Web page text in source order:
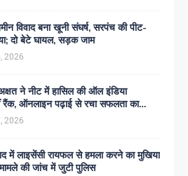
विवाद बना खूनी संघर्ष, सरपंच की पीट-
दो बेटे घायल, सड़क जाम
2026
ने नीट में हासिल की ऑल इंडिया
रैंक, ऑनलाइन पढ़ाई से रचा सफलता का
2026
में लाइसेंसी रायफल से हमला करने का मुखिया
की जांच में जुटी पुलिस